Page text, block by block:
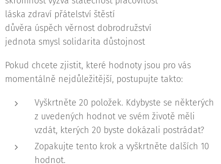
láska zdraví přátelství štěstí
důvěra úspěch věrnost dobrodružství
jednota smysl solidarita důstojnost
Pokud chcete zjistit, které hodnoty jsou pro vás
momentálně nejdůležitější, postupujte takto:
Vyškrtněte 20 položek. Kdybyste se některých
z uvedených hodnot ve svém životě měli
vzdát, kterých 20 byste dokázali postrádat?
Zopakujte tento krok a vyškrtněte dalších 10
hodnot.